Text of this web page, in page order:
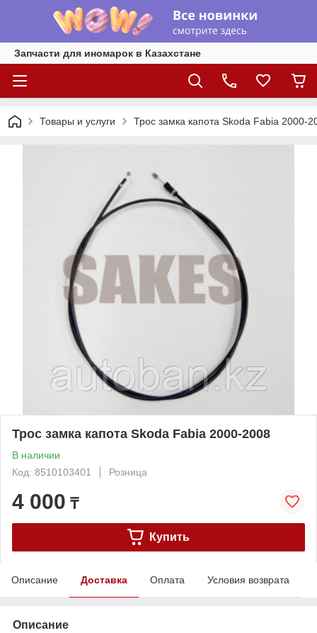
Запчасти для иномарок в Казахстане
Товары и услуги Трос замка капота Skoda Fabia 2000-
Трос замка капота Skoda Fabia 2000-2008
В наличии
Код: 8510103401
Розница
4 000 ₸
Купить
Описание Доставка Оплата Условия возврата
Описание